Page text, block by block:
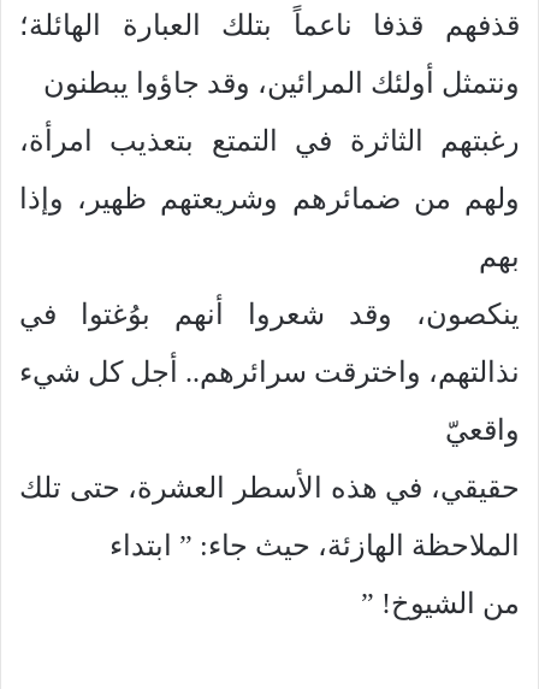
قذفهم قذفا ناعماً بتلك العبارة الهائلة؛
ونتمثل أولئك المرائين، وقد جاؤوا يبطنون
رغبتهم الثاثرة في التمتع بتعذيب امرأة،
ولهم من ضمائرهم وشريعتهم ظهير، وإذا
بهم
ينكصون، وقد شعروا أنهم بوُغتوا في
نذالتهم، واخترقت سرائرهم.. أجل كل شيء
واقعيّ
حقيقي، في هذه الأسطر العشرة، حتى تلك
الملاحظة الهازئة، حيث جاء: ” ابتداء
من الشيوخ! ”